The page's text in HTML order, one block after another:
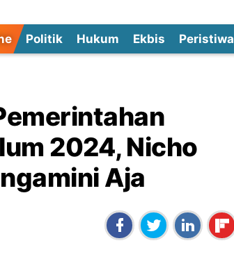
Politik Hukum Ekbis Peristiwa
2024, Nicho
Aja